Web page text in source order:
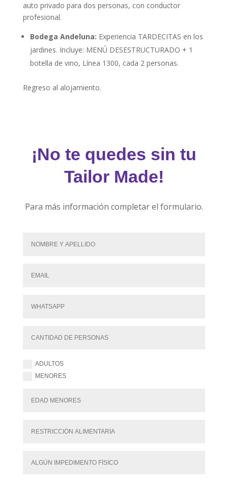
auto privado para dos personas, con conductor
profesional.
Bodega Andeluna: Experiencia TARDECITAS en los
jardines. Incluye: MENÚ DESESTRUCTURADO + 1
botella de vino, Línea 1300, cada 2 personas.
Regreso al alojamiento.
¡No te quedes sin tu
Tailor Made!
Para más información completar el formulario.
ADULTOS
MENORES